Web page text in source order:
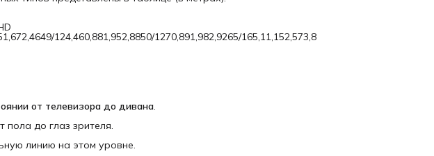
124,460,881,952,8850/1270,891,982,9265/165,11,152,573,8
от телевизора до дивана
пола до глаз зрителя.
линию на этом уровне.